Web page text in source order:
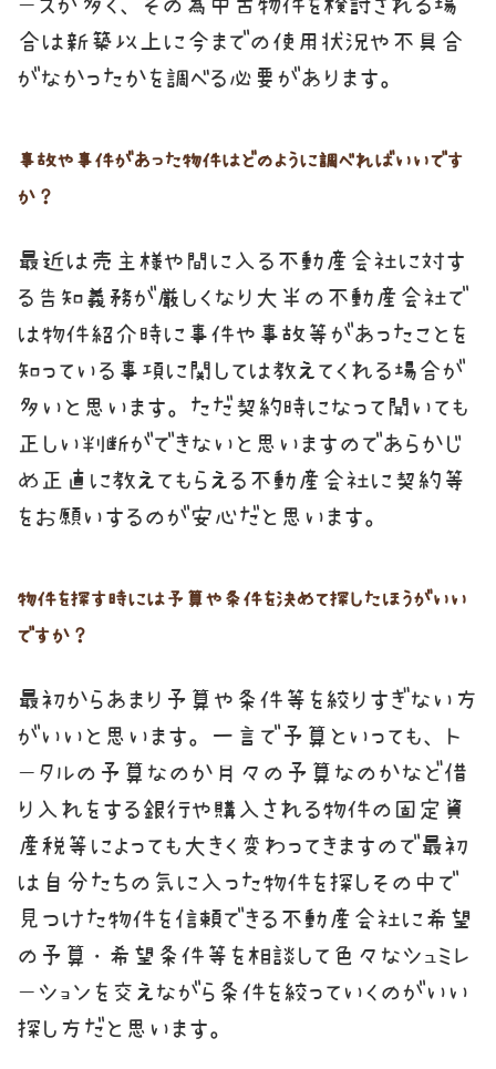
ースが多く、その為中古物件を検討される場
合は新築以上に今までの使用状況や不具合
がなかったかを調べる必要があります。
事故や事件があった物件はどのように調べればいいです
か？
最近は売主様や間に入る不動産会社に対す
る告知義務が厳しくなり大半の不動産会社で
は物件紹介時に事件や事故等があったことを
知っている事項に関しては教えてくれる場合が
多いと思います。ただ契約時になって聞いても
正しい判断ができないと思いますのであらかじ
め正直に教えてもらえる不動産会社に契約等
をお願いするのが安心だと思います。
物件を探す時には予算や条件を決めて探したほうがいい
ですか？
最初からあまり予算や条件等を絞りすぎない方
がいいと思います。一言で予算といっても、ト
ータルの予算なのか月々の予算なのかなど借
り入れをする銀行や購入される物件の固定資
産税等によっても大きく変わってきますので最初
は自分たちの気に入った物件を探しその中で
見つけた物件を信頼できる不動産会社に希望
の予算・希望条件等を相談して色々なシュミレ
ーションを交えながら条件を絞っていくのがいい
探し方だと思います。